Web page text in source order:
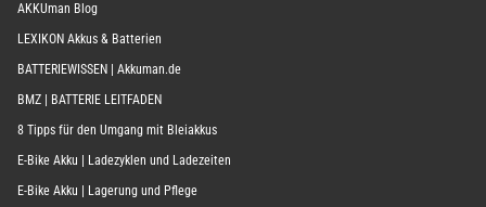
AKKUman Blog
LEXIKON Akkus & Batterien
BATTERIEWISSEN | Akkuman.de
BMZ | BATTERIE LEITFADEN
8 Tipps für den Umgang mit Bleiakkus
E-Bike Akku | Ladezyklen und Ladezeiten
E-Bike Akku | Lagerung und Pflege